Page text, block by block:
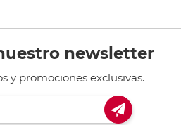
newsletter
y promociones exclusivas.